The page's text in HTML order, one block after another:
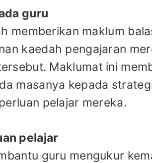
guru
memberikan maklum
kaedah pengajaran
Maklumat ini
masanya kepada
pelajar mereka.
pelajar
guru mengukur